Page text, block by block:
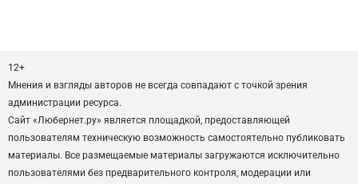
12+
Мнения и взгляды авторов не всегда совпадают с точкой зрения
администрации ресурса.
Сайт «Любернет.ру» является площадкой, предоставляющей
пользователям техническую возможность самостоятельно публиковать
материалы. Все размещаемые материалы загружаются исключительно
пользователями без предварительного контроля, модерации или